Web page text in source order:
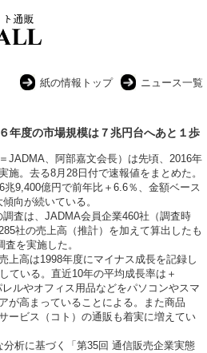
紙の情報トップ
ニュース一覧
年度の市場規模は７兆円台へあと１歩
JADMA、阿部嘉文会長）は先頃、2016年
施。去る8月28日付で速報値をまとめた。
9,400億円で前年比＋6.6％、金額ベース
向が続いている。
査は、JADMA会員企業460社（調査時
社の売上高（推計）を加えて算出したも
を実施した。
上高は1998年度にマイナス成長を記録し
ている。直近10年の平均成長率は＋
ルやオフィス用品などをパソコンやスマ
が高まっていることによる。また商品
ービス（コト）の通販も着実に増えてい
析に基づく「第35回 通信販売企業実態